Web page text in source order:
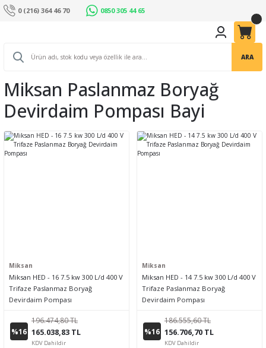
0 (216) 364 46 70 0850 305 44 65
ARA
Miksan Paslanmaz Boryağ
Devirdaim Pompası Bayi
Miksan
Miksan HED - 16 7.5 kw 300 L/d 400 V
Trifaze Paslanmaz Boryağ
Devirdaim Pompası
%16
196.474,80 TL
165.038,83 TL
KDV Dahildir
Miksan
Miksan HED - 14 7.5 kw 300 L/d 400 V
Trifaze Paslanmaz Boryağ
Devirdaim Pompası
%16
186.555,60 TL
156.706,70 TL
KDV Dahildir